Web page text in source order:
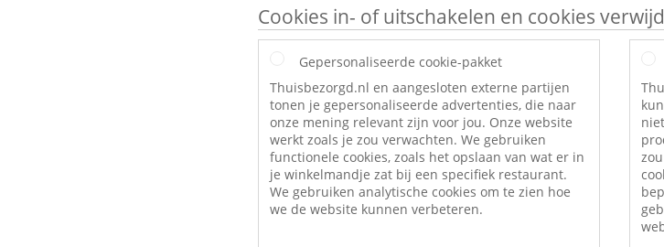
Cookies in- of uitschakelen en cookies
Gepersonaliseerde cookie-pakket
Thuisbezorgd.nl en aangesloten externe partijen
tonen je gepersonaliseerde advertenties, die naar
onze mening relevant zijn voor jou. Onze website
werkt zoals je zou verwachten. We gebruiken
functionele cookies, zoals het opslaan van wat er in
je winkelmandje zat bij een specifiek restaurant.
We gebruiken analytische cookies om te zien hoe
we de website kunnen verbeteren.